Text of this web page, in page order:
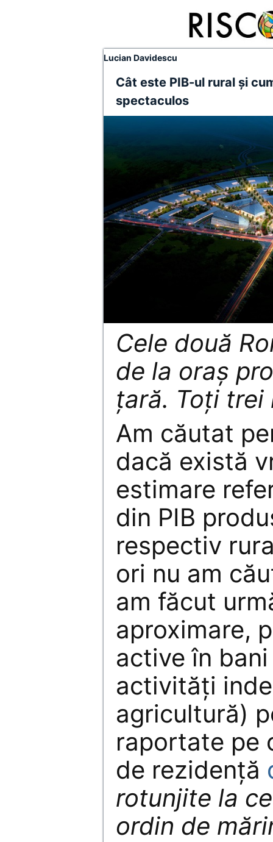
Lucian Davidescu
Cât este PIB-ul rural și
spectaculos
Cele două
de la oraș
țară. Toți trei
Am căutat
dacă există
estimare
din PIB
respectiv
ori nu am
am făcut
aproximare,
active în
activități
agricultură)
raportate pe
de rezidență
rotunjite la
ordin de